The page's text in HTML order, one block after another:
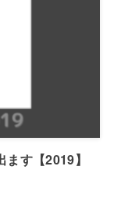
す【2019】